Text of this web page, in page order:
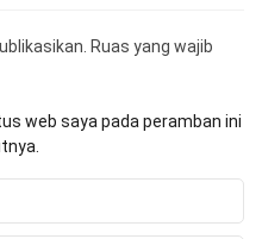
Ruas yang wajib
web saya pada peramban ini